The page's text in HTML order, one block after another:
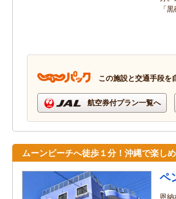
「
この施設と交通手段を
航空券付プラン一覧へ
ムーンビーチへ徒歩１分！沖縄で楽し
ペ
恩納